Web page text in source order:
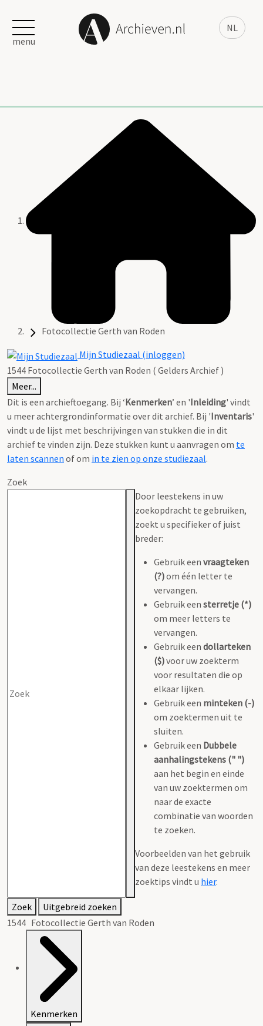
NL
menu
Fotocollectie Gerth van Roden
Mijn Studiezaal (inloggen)
1544 Fotocollectie Gerth van Roden ( Gelders Archief )
Meer...
Dit is een archieftoegang. Bij ‘Kenmerken’ en 'Inleiding' vindt
u meer achtergrondinformatie over dit archief. Bij 'Inventaris'
vindt u de lijst met beschrijvingen van stukken die in dit
archief te vinden zijn. Deze stukken kunt u aanvragen om te
laten scannen of om in te zien op onze studiezaal.
Zoek
Door leestekens in uw
zoekopdracht te gebruiken,
zoekt u specifieker of juist
breder:
Gebruik een vraagteken
(?)om één letter te
vervangen.
Gebruik een sterretje (*)
om meer letters te
vervangen.
Gebruik een dollarteken
($)voor uw zoekterm
voor resultaten die op
elkaar lijken.
Gebruik een minteken (-)
om zoektermen uit te
sluiten.
Gebruik een Dubbele
aanhalingstekens (" ")
aan het begin en einde
van uw zoektermen om
naar de exacte
combinatie van woorden
te zoeken.
Voorbeelden van het gebruik
van deze leestekens en meer
zoektips vindt u hier.
Zoek
Uitgebreid zoeken
1544 Fotocollectie Gerth van Roden
Kenmerken